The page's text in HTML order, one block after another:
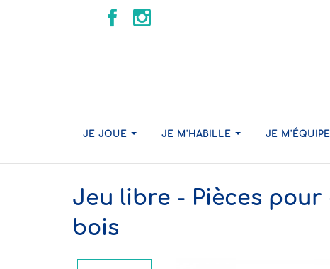
JE JOUE JE M'HABILLE JE M'ÉQUIPE
Jeu libre - Pièces
bois